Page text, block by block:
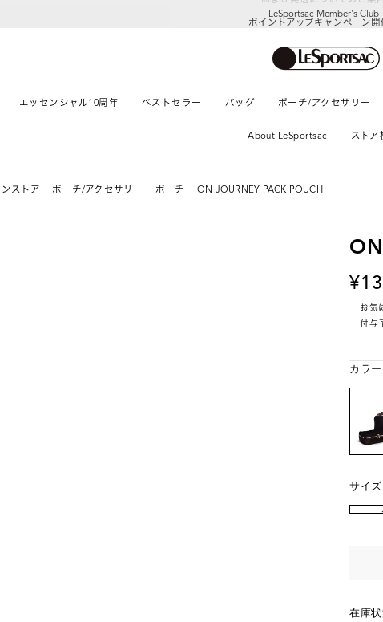
LeSportsac Member's Club
ポイントアップキャンペーン開
エッセンシャル10周年 ベストセラー バッグ ポーチ/アクセサリー
About LeSportsac ストア
ストア ポーチ/アクセサリー ポーチ ON JOURNEY PACK POUCH
お気
付与
カラー
サイズ
在庫